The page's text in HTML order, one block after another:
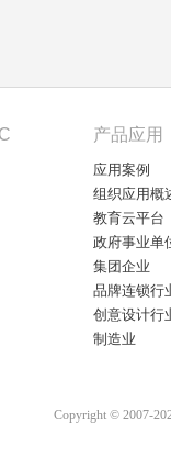
产品应用
应用案例
组织应用概
教育云平台
政府事业单
集团企业
品牌连锁行
创意设计行
制造业
Copyright © 2007-